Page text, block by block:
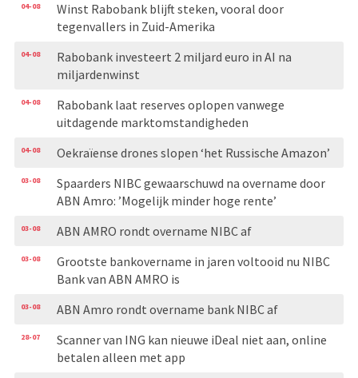
04-08
Winst Rabobank blijft steken, vooral door
tegenvallers in Zuid-Amerika
04-08
Rabobank investeert 2 miljard euro in AI na
miljardenwinst
04-08
Rabobank laat reserves oplopen vanwege
uitdagende marktomstandigheden
04-08 Oekraïense drones slopen ‘het Russische Amazon’
03-08
Spaarders NIBC gewaarschuwd na overname door
ABN Amro: ’Mogelijk minder hoge rente’
03-08 ABN AMRO rondt overname NIBC af
03-08
Grootste bankovername in jaren voltooid nu NIBC
Bank van ABN AMRO is
03-08 ABN Amro rondt overname bank NIBC af
28-07
Scanner van ING kan nieuwe iDeal niet aan, online
betalen alleen met app